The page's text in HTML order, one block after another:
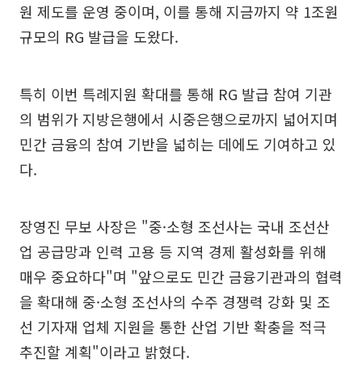
원 제도를 운영 중이며, 이를 통해 지금까지 약 1조원
규모의 RG 발급을 도왔다.
특히 이번 특례지원 확대를 통해 RG 발급 참여 기관
의 범위가 지방은행에서 시중은행으로까지 넓어지며
민간 금융의 참여 기반을 넓히는 데에도 기여하고 있
다.
장영진 무보 사장은 "중·소형 조선사는 국내 조선산
업 공급망과 인력 고용 등 지역 경제 활성화를 위해
매우 중요하다"며 "앞으로도 민간 금융기관과의 협력
을 확대해 중·소형 조선사의 수주 경쟁력 강화 및 조
선 기자재 업체 지원을 통한 산업 기반 확충을 적극
추진할 계획"이라고 밝혔다.